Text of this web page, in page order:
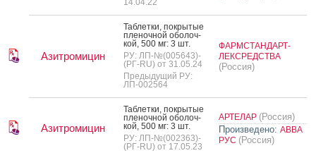
14.04.22
Азитромицин
Таб­летки, пок­ры­тые
пле­ноч­ной обо­лоч­
кой, 500 мг: 3 шт.
РУ: ЛП-№(005643)-
(РГ-RU) от 31.05.24
Предыдущий РУ:
ЛП-002564
ФАРМСТАНДАРТ-
ЛЕКСРЕДСТВА
(Россия)
Азитромицин
Таб­летки, пок­ры­тые
пле­ноч­ной обо­лоч­
кой, 500 мг: 3 шт.
РУ: ЛП-№(002363)-
(РГ-RU) от 17.05.23
АРТЕЛАР (Россия)
Произведено: АВВА
РУС (Россия)